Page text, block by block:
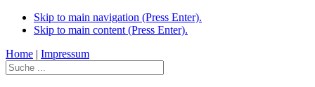
Skip to main navigation (Press Enter).
Skip to main content (Press Enter).
Home | Impressum